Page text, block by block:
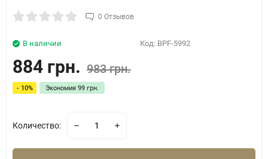
0 Отзывов
Код: BPF-5992
В наличии
884 грн. 983 грн.
- 10% Экономия 99 грн.
Количество: